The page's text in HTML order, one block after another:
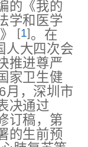
的《我的
学和医学
[1]。在
人大四次会
推进尊严
家卫生健
月，深圳市
决通过
订稿，第
的生前预